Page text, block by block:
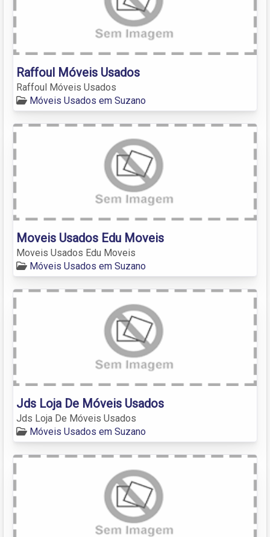
Raffoul Móveis Usados
Raffoul Móveis Usados
Móveis Usados em Suzano
Moveis Usados Edu Moveis
Moveis Usados Edu Moveis
Móveis Usados em Suzano
Jds Loja De Móveis Usados
Jds Loja De Móveis Usados
Móveis Usados em Suzano